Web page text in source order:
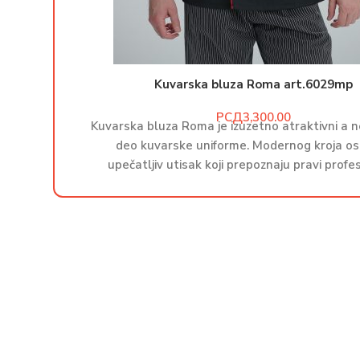
Kuvarska bluza Roma art.6029mp
РСД
Kuvarska bluza Roma je izuzetno atraktivni a
deo kuvarske uniforme. Modernog kroja
upečatljiv utisak koji prepoznaju pravi